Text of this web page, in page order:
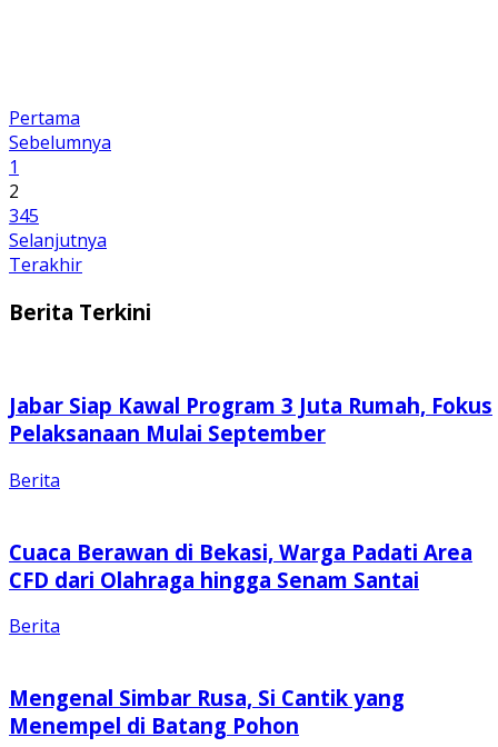
Pertama
Sebelumnya
1
2
345
Selanjutnya
Terakhir
Berita Terkini
Jabar Siap Kawal Program 3 Juta Rumah, Fokus
Pelaksanaan Mulai September
Berita
Cuaca Berawan di Bekasi, Warga Padati Area
CFD dari Olahraga hingga Senam Santai
Berita
Mengenal Simbar Rusa, Si Cantik yang
Menempel di Batang Pohon